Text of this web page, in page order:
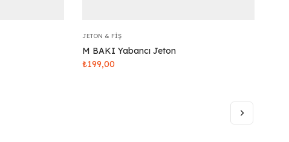
JETON & FIŞ
M BAKI Yabancı Jeton
₺199,00